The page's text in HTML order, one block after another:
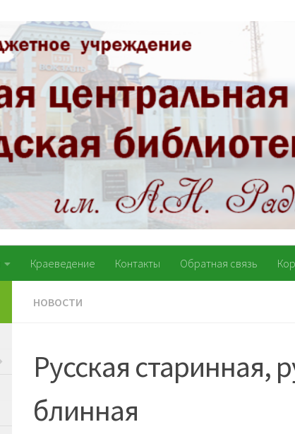
Краеведение Контакты Обратная связь
НОВОСТИ
Русская старинная,
блинная